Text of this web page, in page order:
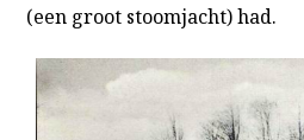
(een groot stoomjacht) had.